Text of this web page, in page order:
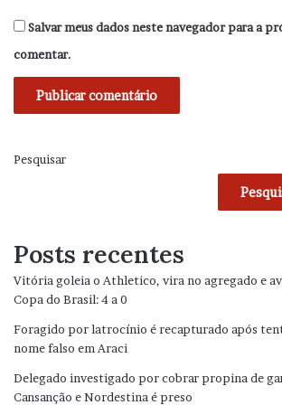
Salvar meus dados neste navegador para a
comentar.
Pesquisar
Posts recentes
Vitória goleia o Athletico, vira no agregado e
Copa do Brasil: 4 a 0
Foragido por latrocínio é recapturado após
nome falso em Araci
Delegado investigado por cobrar propina de
Cansanção e Nordestina é preso